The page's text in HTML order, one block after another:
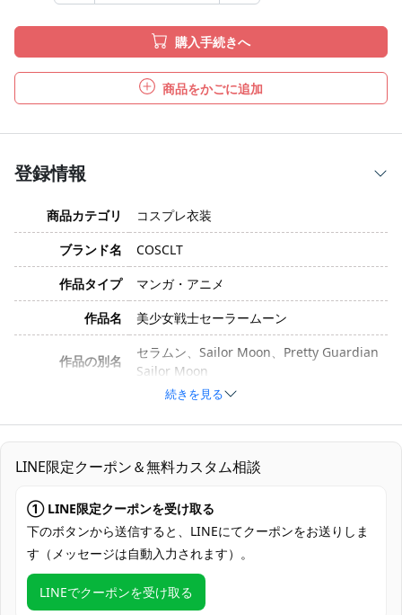
購入手続きへ
商品をかごに追加
登録情報
商品カテゴリ
コスプレ衣装
ブランド名
COSCLT
作品タイプ
マンガ・アニメ
作品名
美少女戦士セーラームーン
作品の別名
セラムン、Sailor Moon、Pretty Guardian
Sailor Moon
月野うさぎ。セーラームーン 戦闘用セーラ
ー服（変身後のセーラー戦士服）
サイズ
S、M、L、XL
セット内容
ワンピース、手袋、背部蝶結び、胸元蝶結
び、チョーカー、胸飾り、頭飾り、耳飾り
発送予定
加工に7～15営業日、配送に5～7営業日
（※土日祝除く）、合計で12～22営業日程
続きを見る
LINE限定クーポン＆無料カスタム相談
① LINE限定クーポンを受け取る
下のボタンから送信すると、LINEにてクーポンをお送りしま
す（メッセージは自動入力されます）。
LINEでクーポンを受け取る